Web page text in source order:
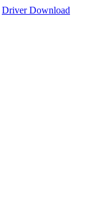
Driver Download